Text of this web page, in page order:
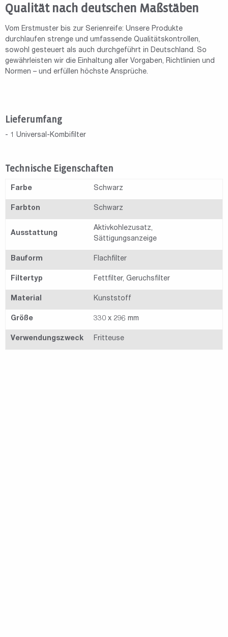
Qualität nach deutschen Maßstäben
Vom Erstmuster bis zur Serienreife: Unsere Produkte
durchlaufen strenge und umfassende Qualitätskontrollen,
sowohl gesteuert als auch durchgeführt in Deutschland. So
gewährleisten wir die Einhaltung aller Vorgaben, Richtlinien und
Normen – und erfüllen höchste Ansprüche.
Lieferumfang
- 1 Universal-Kombifilter
Technische Eigenschaften
Farbe Schwarz
Farbton Schwarz
Ausstattung
Aktivkohlezusatz,
Sättigungsanzeige
Bauform Flachfilter
Filtertyp Fettfilter, Geruchsfilter
Material Kunststoff
Größe 330 x 296 mm
Verwendungszweck Fritteuse